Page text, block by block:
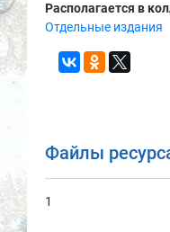
Располагается в
Отдельные издания
Файлы
1